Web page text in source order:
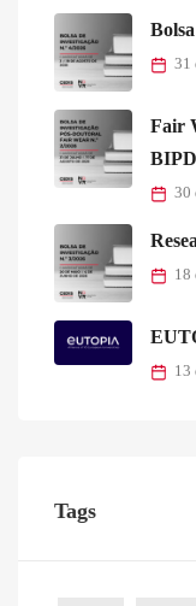
31
Fair
BIPD
30
18
13
Tags